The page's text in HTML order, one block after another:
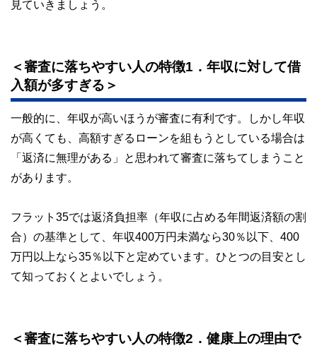
見ていきましょう。
＜審査に落ちやすい人の特徴1．年収に対して借
入額が多すぎる＞
一般的に、年収が高いほうが審査に有利です。しかし年収
が高くても、高額すぎるローンを組もうとしている場合は
「返済に無理がある」と思われて審査に落ちてしまうこと
があります。
フラット35では返済負担率（年収に占める年間返済額の割
合）の基準として、年収400万円未満なら30％以下、400
万円以上なら35％以下と定めています。ひとつの目安とし
て知っておくとよいでしょう。
＜審査に落ちやすい人の特徴2．健康上の理由で